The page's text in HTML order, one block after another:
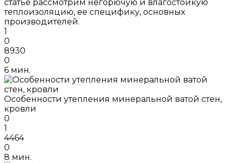
статье рассмотрим негорючую и влагостойкую
теплоизоляцию, ее специфику, основных
производителей.
1
0
8930
0
6 мин.
Особенности утепления минеральной ватой стен,
кровли
0
1
4464
0
8 мин.